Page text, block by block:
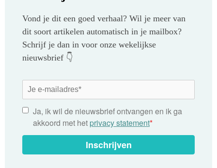
Vond je dit een goed verhaal? Wil je meer van
dit soort artikelen automatisch in je mailbox?
Schrijf je dan in voor onze wekelijkse
nieuwsbrief 👇
Ja, ik wil de nieuwsbrief ontvangen en ik ga
akkoord met het privacy statement*
Inschrijven